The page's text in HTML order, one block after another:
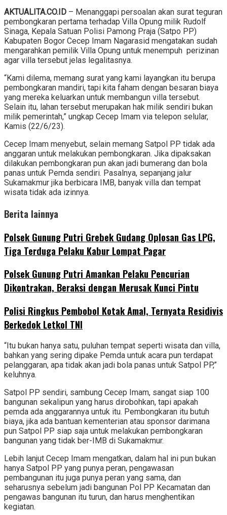
AKTUALITA.CO.ID – Menanggapi persoalan akan surat teguran
pembongkaran pertama terhadap Villa Opung milik Rudolf
Sinaga, Kepala Satuan Polisi Pamong Praja (Satpo PP)
Kabupaten Bogor Cecep Imam Nagarasid mengatakan sudah
mengarahkan pemilik Villa Opung untuk menempuh perizinan
agar villa tersebut jelas legalitasnya.
“Kami dilema, memang surat yang kami layangkan itu berupa
pembongkaran mandiri, tapi kita faham dengan besaran biaya
yang mereka keluarkan untuk membangun villa tersebut.
Selain itu, lahan tersebut merupakan hak milik sendiri bukan
milik pemerintah,” ungkap Cecep Imam via telepon selular,
Kamis (22/6/23).
Cecep Imam menyebut, selain memang Satpol PP tidak ada
anggaran untuk melakukan pembongkaran. Jika dipaksakan
dilakukan pembongkaran pun akan jadi bumerang dan bola
panas untuk Pemda sendiri. Pasalnya, sepanjang jalur
Sukamakmur jika berbicara IMB, banyak villa dan tempat
wisata tidak ada izinnya.
Berita lainnya
Polsek Gunung Putri Grebek Gudang Oplosan Gas LPG,
Tiga Terduga Pelaku Kabur Lompat Pagar
Polsek Gunung Putri Amankan Pelaku Pencurian
Dikontrakan, Beraksi dengan Merusak Kunci Pintu
Polisi Ringkus Pembobol Kotak Amal, Ternyata Residivis
Berkedok Letkol TNI
“Itu bukan hanya satu, puluhan tempat seperti wisata dan villa,
bahkan yang sering dipake Pemda untuk acara pun terdapat
pelanggaran, apa tidak akan jadi bola panas untuk Satpol PP,”
keluhnya.
Satpol PP sendiri, sambung Cecep Imam, sangat siap 100
bangunan sekalipun yang harus dirobohkan, tapi apakah
pemda ada anggarannya untuk itu. Pembongkaran itu butuh
biaya, jika ada bantuan kementerian atau sponsor darimana
pun Satpol PP siap saja untuk melakukan pembongkaran
bangunan yang tidak ber-IMB di Sukamakmur.
Lebih lanjut Cecep Imam mengatkan, dalam hal ini pun bukan
hanya Satpol PP yang punya peran, pengawasan
pembangunan itu juga punya peran yang sama, dan
seharusnya sebelum jadi bangunan Pol PP Kecamatan dan
pengawas bangunan itu turun, dan harus menghentikan
kegiatan.